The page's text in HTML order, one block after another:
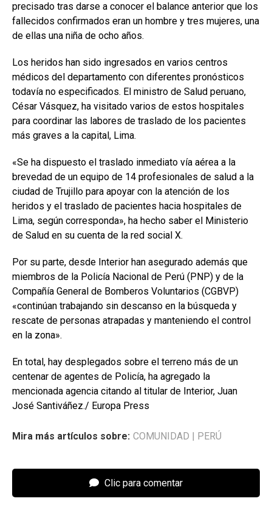
precisado tras darse a conocer el balance anterior que los
fallecidos confirmados eran un hombre y tres mujeres, una
de ellas una niña de ocho años.
Los heridos han sido ingresados en varios centros
médicos del departamento con diferentes pronósticos
todavía no especificados. El ministro de Salud peruano,
César Vásquez, ha visitado varios de estos hospitales
para coordinar las labores de traslado de los pacientes
más graves a la capital, Lima.
«Se ha dispuesto el traslado inmediato vía aérea a la
brevedad de un equipo de 14 profesionales de salud a la
ciudad de Trujillo para apoyar con la atención de los
heridos y el traslado de pacientes hacia hospitales de
Lima, según corresponda», ha hecho saber el Ministerio
de Salud en su cuenta de la red social X.
Por su parte, desde Interior han asegurado además que
miembros de la Policía Nacional de Perú (PNP) y de la
Compañía General de Bomberos Voluntarios (CGBVP)
«continúan trabajando sin descanso en la búsqueda y
rescate de personas atrapadas y manteniendo el control
en la zona».
En total, hay desplegados sobre el terreno más de un
centenar de agentes de Policía, ha agregado la
mencionada agencia citando al titular de Interior, Juan
José Santiváñez./ Europa Press
Mira más artículos sobre: COMUNIDAD PERÚ
Clic para comentar